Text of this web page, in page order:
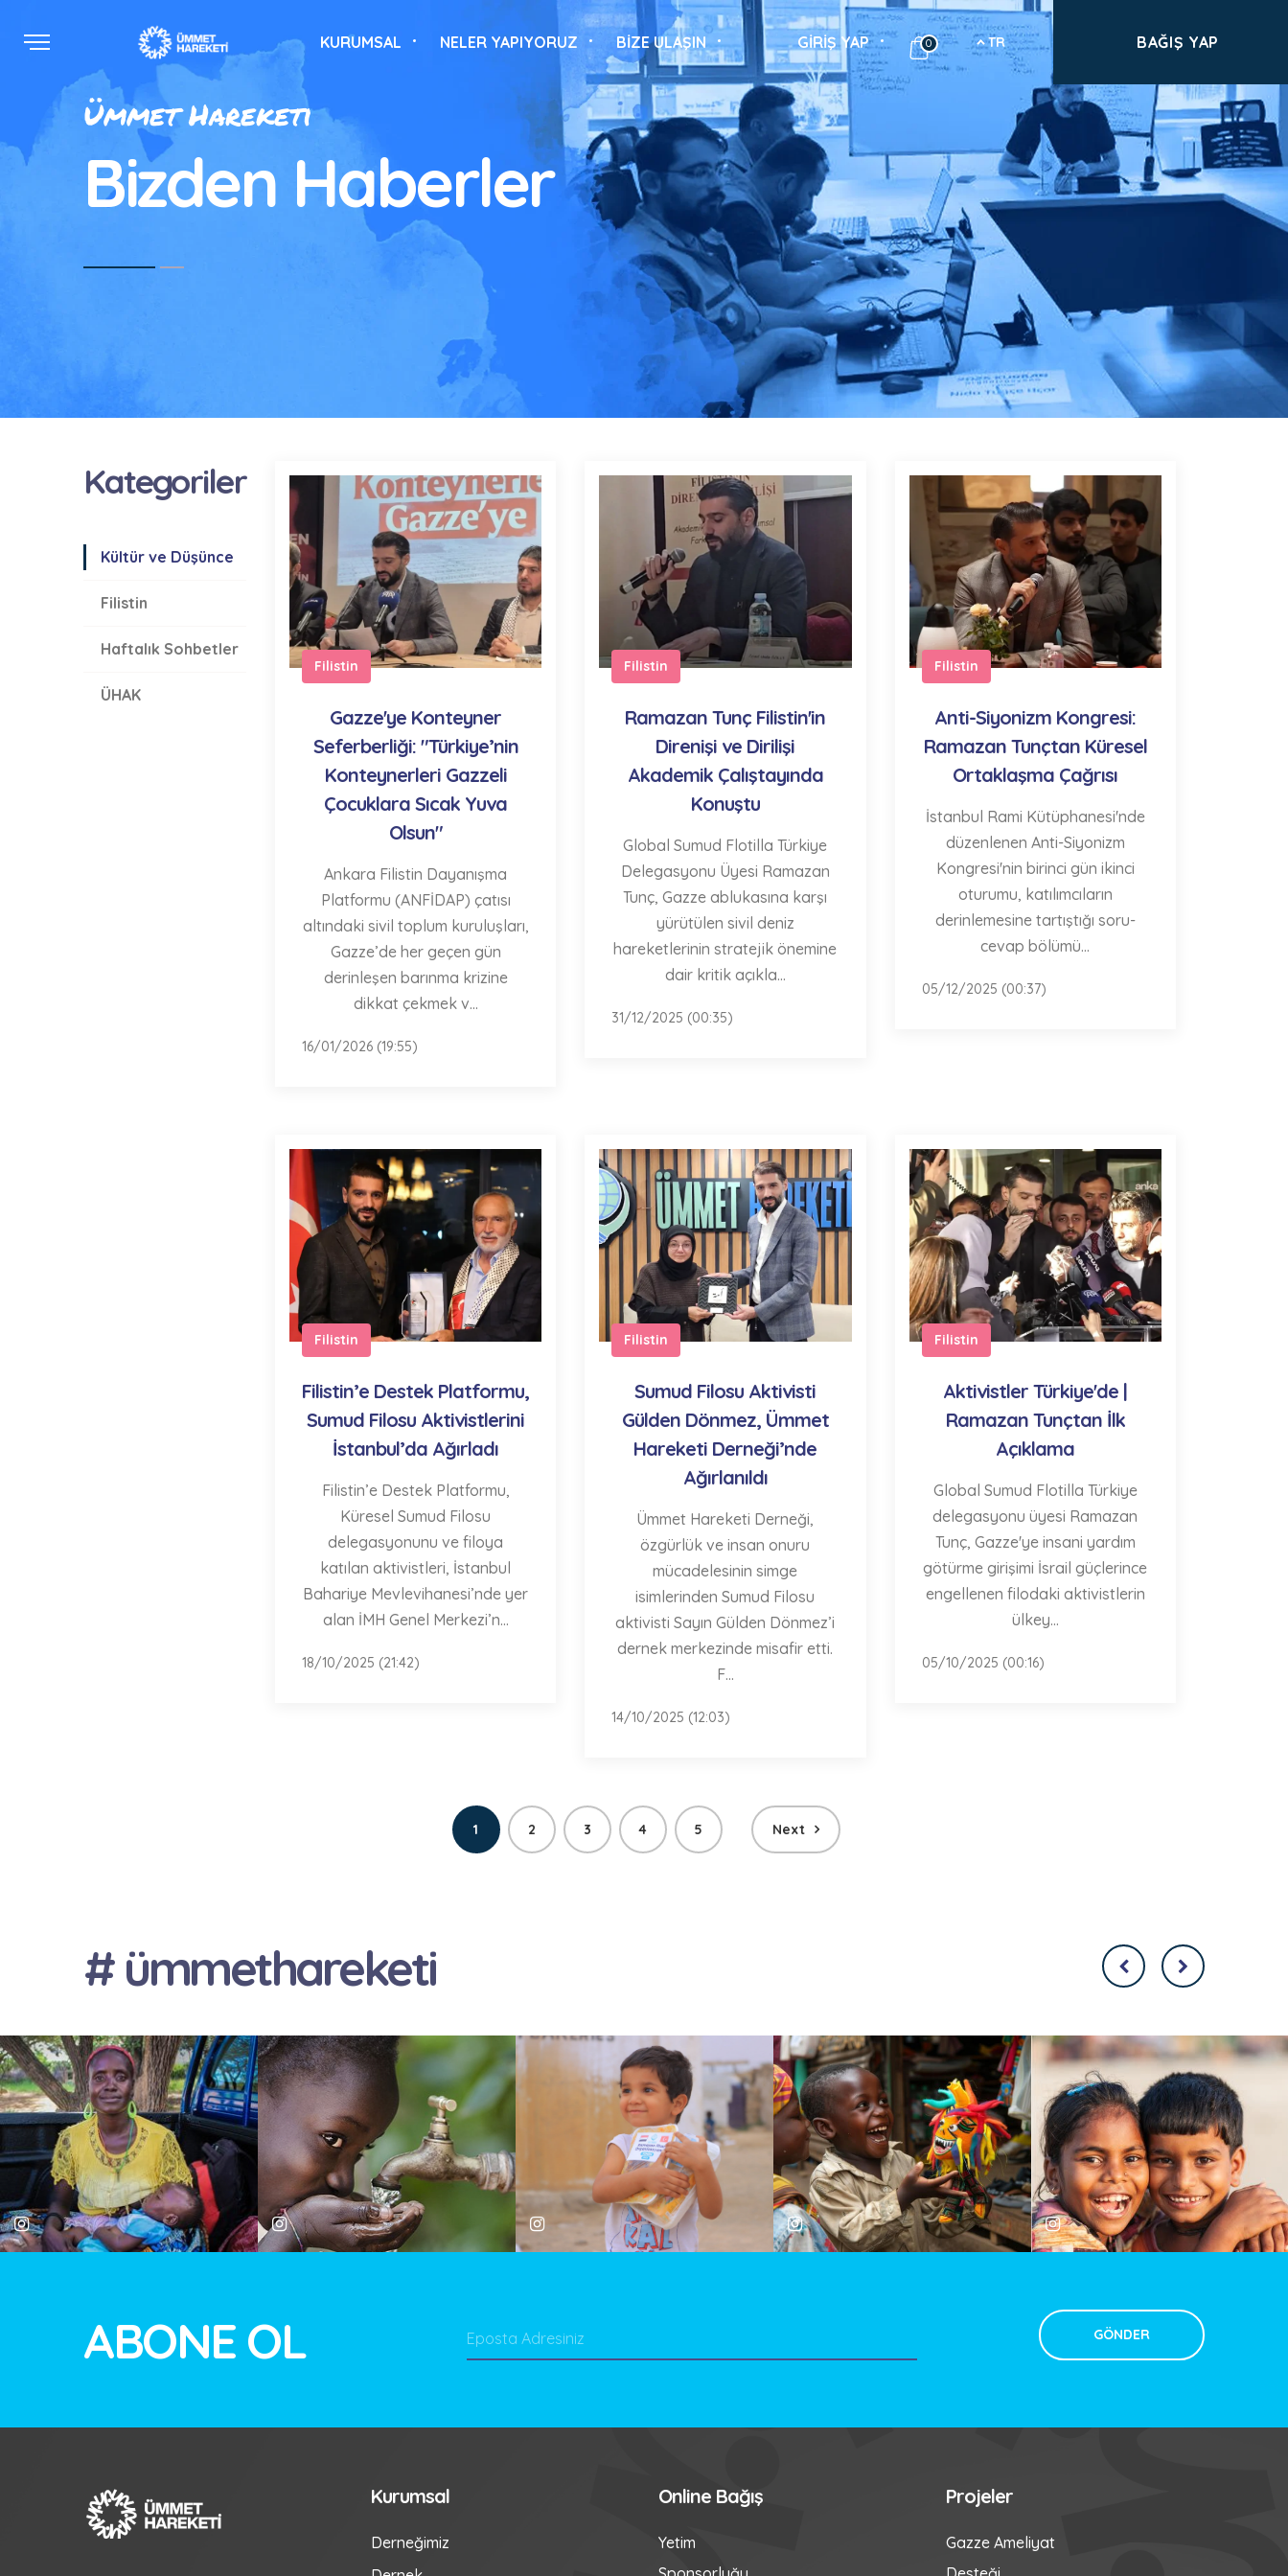
KURUMSAL NELER YAPIYORUZ BİZE ULAŞIN GIRIŞ YAP 0 TR BAĞIŞ YAP
Ümmet Hareketi
Bizden Haberler
Kategoriler
Kültür ve Düşünce
Filistin
Haftalık Sohbetler
ÜHAK
Filistin
Gazze'ye Konteyner
Seferberliği: "Türkiye’nin
Konteynerleri Gazzeli
Çocuklara Sıcak Yuva
Olsun"
Ankara Filistin Dayanışma
Platformu (ANFİDAP) çatısı
altındaki sivil toplum kuruluşları,
Gazze’de her geçen gün
derinleşen barınma krizine
dikkat çekmek v...
16/01/2026 (19:55)
Filistin
Ramazan Tunç Filistin'in
Direnişi ve Dirilişi
Akademik Çalıştayında
Konuştu
Global Sumud Flotilla Türkiye
Delegasyonu Üyesi Ramazan
Tunç, Gazze ablukasına karşı
yürütülen sivil deniz
hareketlerinin stratejik önemine
dair kritik açıkla...
31/12/2025 (00:35)
Filistin
Anti-Siyonizm Kongresi:
Ramazan Tunçtan Küresel
Ortaklaşma Çağrısı
İstanbul Rami Kütüphanesi'nde
düzenlenen Anti-Siyonizm
Kongresi'nin birinci gün ikinci
oturumu, katılımcıların
derinlemesine tartıştığı soru-
cevap bölümü...
05/12/2025 (00:37)
Filistin
Filistin’e Destek Platformu,
Sumud Filosu Aktivistlerini
İstanbul’da Ağırladı
Filistin’e Destek Platformu,
Küresel Sumud Filosu
delegasyonunu ve filoya
katılan aktivistleri, İstanbul
Bahariye Mevlevihanesi’nde yer
alan İMH Genel Merkezi’n...
18/10/2025 (21:42)
Filistin
Sumud Filosu Aktivisti
Gülden Dönmez, Ümmet
Hareketi Derneği’nde
Ağırlanıldı
Ümmet Hareketi Derneği,
özgürlük ve insan onuru
mücadelesinin simge
isimlerinden Sumud Filosu
aktivisti Sayın Gülden Dönmez’i
dernek merkezinde misafir etti.
F...
14/10/2025 (12:03)
Filistin
Aktivistler Türkiye'de |
Ramazan Tunçtan İlk
Açıklama
Global Sumud Flotilla Türkiye
delegasyonu üyesi Ramazan
Tunç, Gazze'ye insani yardım
götürme girişimi İsrail güçlerince
engellenen filodaki aktivistlerin
ülkey...
05/10/2025 (00:16)
1 2 3 4 5 Next
# ümmethareketi
ABONE OL
Kurumsal
Derneğimiz
Online Bağış
Yetim
Projeler
Gazze Ameliyat